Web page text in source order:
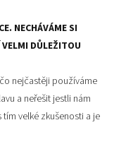
NECHÁVÁME SI
DŮLEŽITOU
nejčastěji používáme
a neřešit jestli nám
velké zkušenosti a je